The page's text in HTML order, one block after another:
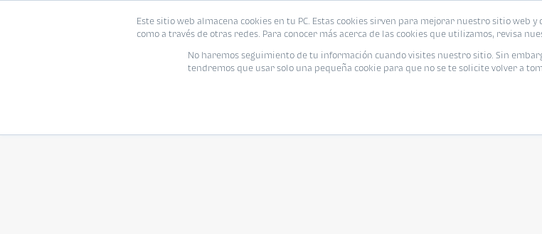
Este sitio web almacena cookies en tu PC. Estas cookies sirven para mejorar nuestro sitio web
como a través de otras redes. Para conocer más acerca de las cookies que utilizamos, revisa
No haremos seguimiento de tu información cuando visites nuestro sitio. Sin
tendremos que usar solo una pequeña cookie para que no se te solicite volver a